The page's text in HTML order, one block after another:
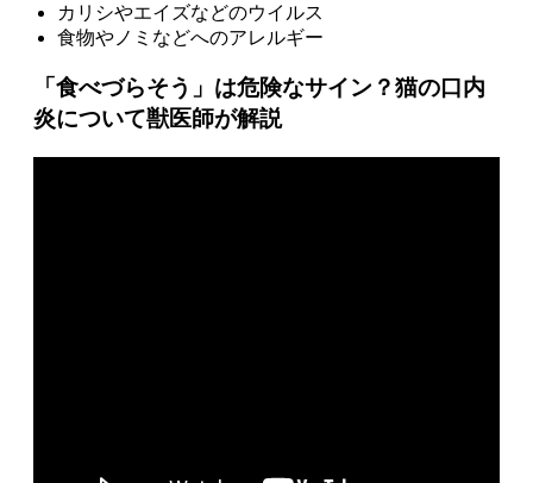
カリシやエイズなどのウイルス
食物やノミなどへのアレルギー
「食べづらそう」は危険なサイン？猫の口内
炎について獣医師が解説